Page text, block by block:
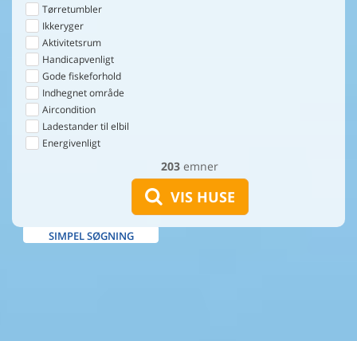
203 emner
VIS HUSE
Tørretumbler
Ikkeryger
Aktivitetsrum
Handicapvenligt
Gode fiskeforhold
Indhegnet område
Aircondition
Ladestander til elbil
Energivenligt
SIMPEL SØGNING